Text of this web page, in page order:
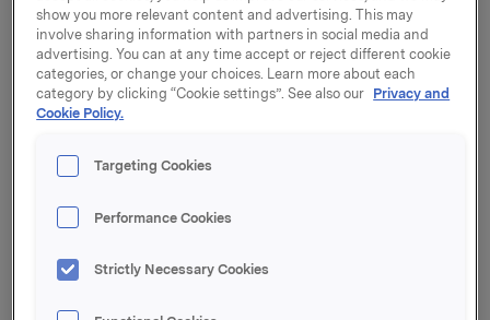
Det forventes at Tilbudsaksjene tilbys for salg til en
pris på mellom NOK 20 og NOK 25 per Tilbudsaksje,
noe som verdsetter Borregaard til mellom NOK 2,0
milliarder og NOK 2,5 milliarder målt i
egenkapitalverdi og til mellom NOK 3,0 milliarder og
NOK 3,5 milliarder målt i enterprise value
endelige tilbudsprisen per aksje kan imidlertid
prisintervall. Tilbudet er forventet å innhente mellom
salgsprovenyer til Orkla (ekskludert
show you more relevant content and advertising. This may
involve sharing information with partners in social media and
advertising. You can at any time accept or reject different cookie
categories, or change your choices. Learn more about each
category by clicking “Cookie settings”. See also our Privacy and
Cookie Policy.
Targeting Cookies
Performance Cookies
Strictly Necessary Cookies